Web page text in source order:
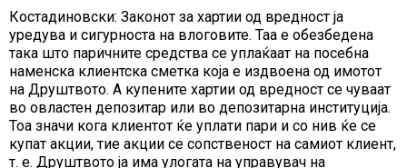
Костадиновски: Законот за хартии од вредност ја
уредува и сигурноста на влоговите. Таа е обезбедена
така што паричните средства се уплаќаат на посебна
наменска клиентска сметка која е издвоена од имотот
на Друштвото. А купените хартии од вредност се чуваат
во овластен депозитар или во депозитарна институција.
Тоа значи кога клиентот ќе уплати пари и со нив ќе се
купат акции, тие акции се сопственост на самиот клиент,
т. е. Друштвото ја има улогата на управувач на